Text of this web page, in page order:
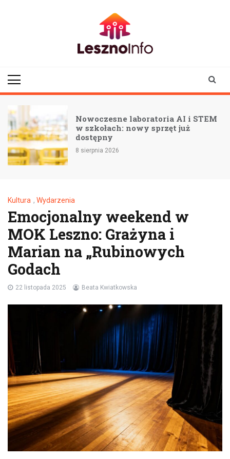
Nowoczesne laboratoria AI i STEM
w szkołach: nowy sprzęt już
dostępny
8 sierpnia 2026
Kultura , Wydarzenia
Emocjonalny weekend w
MOK Leszno: Grażyna i
Marian na „Rubinowych
Godach
22 listopada 2025 Beata Kwiatkowska